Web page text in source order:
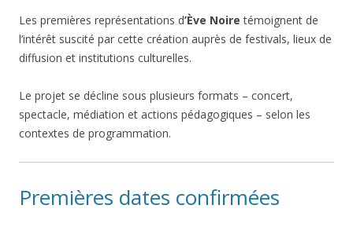
Les premières représentations d’Ève Noire témoignent de
l’intérêt suscité par cette création auprès de festivals, lieux de
diffusion et institutions culturelles.
Le projet se décline sous plusieurs formats – concert,
spectacle, médiation et actions pédagogiques – selon les
contextes de programmation.
Premières dates confirmées